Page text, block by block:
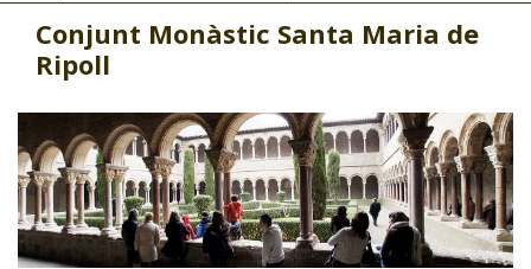
CJ EMANCIPACIÓ
CJ INTERNACIONAL
CJ LOCAL
T'INTERESSA #SOMJOVES
Conjunt Monàstic Santa Maria de
Ripoll